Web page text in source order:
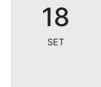
18
SET